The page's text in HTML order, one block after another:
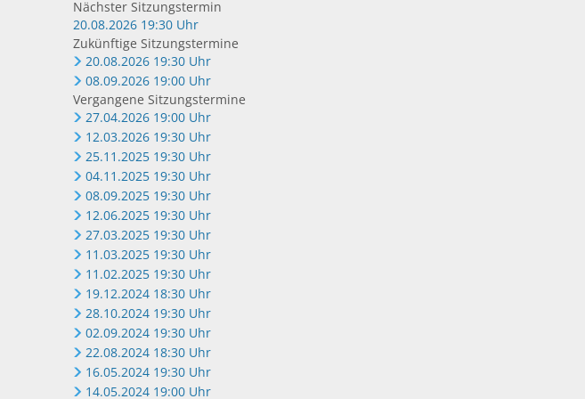
Nächster Sitzungstermin
20.08.2026 19:30 Uhr
Zukünftige Sitzungstermine
20.08.2026 19:30 Uhr
08.09.2026 19:00 Uhr
Vergangene Sitzungstermine
27.04.2026 19:00 Uhr
12.03.2026 19:30 Uhr
25.11.2025 19:30 Uhr
04.11.2025 19:30 Uhr
08.09.2025 19:30 Uhr
12.06.2025 19:30 Uhr
27.03.2025 19:30 Uhr
11.03.2025 19:30 Uhr
11.02.2025 19:30 Uhr
19.12.2024 18:30 Uhr
28.10.2024 19:30 Uhr
02.09.2024 19:30 Uhr
22.08.2024 18:30 Uhr
16.05.2024 19:30 Uhr
14.05.2024 19:00 Uhr